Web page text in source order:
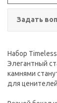
Задать
Набор
Элегантный
камнями
для